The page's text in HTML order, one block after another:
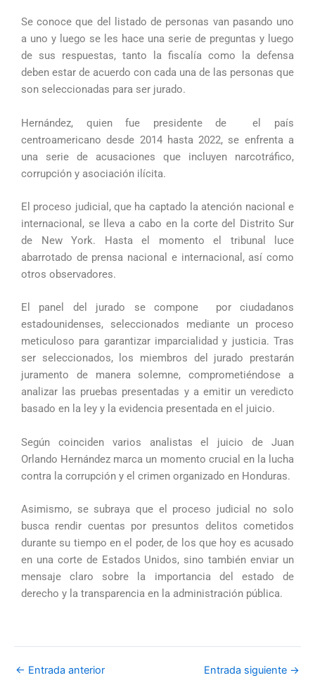
Se conoce que del listado de personas van pasando uno
a uno y luego se les hace una serie de preguntas y luego
de sus respuestas, tanto la fiscalía como la defensa
deben estar de acuerdo con cada una de las personas que
son seleccionadas para ser jurado.
Hernández, quien fue presidente de el país
centroamericano desde 2014 hasta 2022, se enfrenta a
una serie de acusaciones que incluyen narcotráfico,
corrupción y asociación ilícita.
El proceso judicial, que ha captado la atención nacional e
internacional, se lleva a cabo en la corte del Distrito Sur
de New York. Hasta el momento el tribunal luce
abarrotado de prensa nacional e internacional, así como
otros observadores.
El panel del jurado se compone por ciudadanos
estadounidenses, seleccionados mediante un proceso
meticuloso para garantizar imparcialidad y justicia. Tras
ser seleccionados, los miembros del jurado prestarán
juramento de manera solemne, comprometiéndose a
analizar las pruebas presentadas y a emitir un veredicto
basado en la ley y la evidencia presentada en el juicio.
Según coinciden varios analistas el juicio de Juan
Orlando Hernández marca un momento crucial en la lucha
contra la corrupción y el crimen organizado en Honduras.
Asimismo, se subraya que el proceso judicial no solo
busca rendir cuentas por presuntos delitos cometidos
durante su tiempo en el poder, de los que hoy es acusado
en una corte de Estados Unidos, sino también enviar un
mensaje claro sobre la importancia del estado de
derecho y la transparencia en la administración pública.
← Entrada anterior Entrada siguiente →